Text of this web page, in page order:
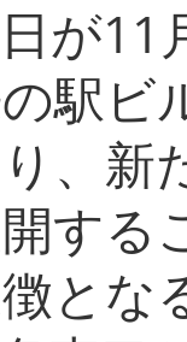
が11
駅ビ
、新
する
とな